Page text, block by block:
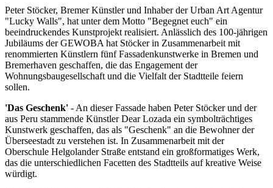
Peter Stöcker, Bremer Künstler und Inhaber der Urban Art Agentur
"Lucky Walls", hat unter dem Motto "Begegnet euch" ein
beeindruckendes Kunstprojekt realisiert. Anlässlich des 100-jährigen
Jubiläums der GEWOBA hat Stöcker in Zusammenarbeit mit
renommierten Künstlern fünf Fassadenkunstwerke in Bremen und
Bremerhaven geschaffen, die das Engagement der
Wohnungsbaugesellschaft und die Vielfalt der Stadtteile feiern
sollen.
'Das Geschenk' - An dieser Fassade haben Peter Stöcker und der
aus Peru stammende Künstler Dear Lozada ein symbolträchtiges
Kunstwerk geschaffen, das als "Geschenk" an die Bewohner der
Überseestadt zu verstehen ist. In Zusammenarbeit mit der
Oberschule Helgolander Straße entstand ein großformatiges Werk,
das die unterschiedlichen Facetten des Stadtteils auf kreative Weise
würdigt.